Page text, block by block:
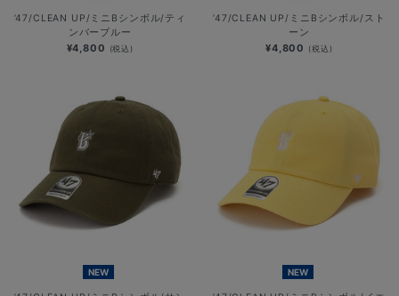
’47/CLEAN UP/ミニBシンボル/ティ
ンバーブルー
¥4,800 (税込)
’47/CLEAN UP/ミニBシンボル/スト
ーン
¥4,800 (税込)
NEW NEW